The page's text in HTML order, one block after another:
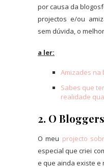
por causa da
projectos e/ou
sem dúvida, o
a ler:
Amizades na
Sabes que
realidade
2. O
O meu projecto
especial que criei
e que ainda existe e